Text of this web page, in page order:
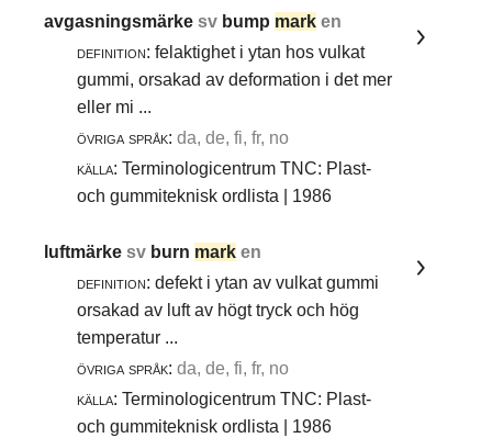
avgasningsmärkesv bump mark en
definition: felaktighet i ytan hos vulkat
gummi, orsakad av deformation i det mer
eller mi ...
övriga språk: da, de, fi, fr, no
källa: Terminologicentrum TNC: Plast-
och gummiteknisk ordlista | 1986
luftmärkesv burn mark en
definition: defekt i ytan av vulkat gummi
orsakad av luft av högt tryck och hög
temperatur ...
övriga språk: da, de, fi, fr, no
källa: Terminologicentrum TNC: Plast-
och gummiteknisk ordlista | 1986